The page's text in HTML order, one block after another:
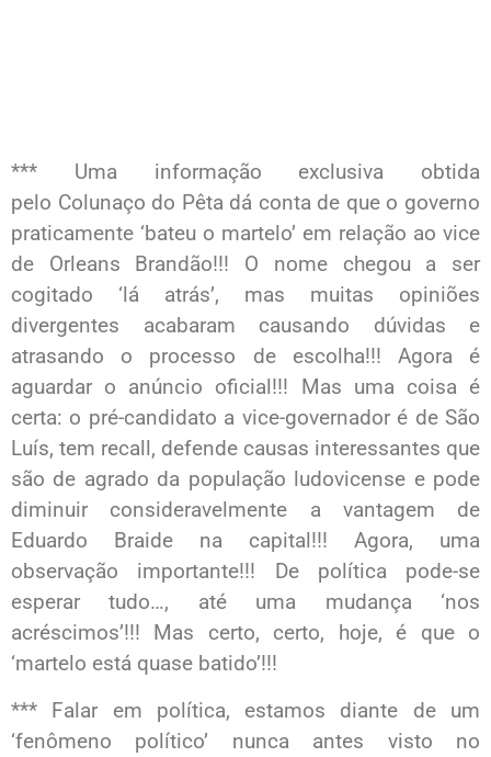
*** Uma informação exclusiva obtida
pelo Colunaço do Pêta dá conta de que o governo
praticamente ‘bateu o martelo’ em relação ao vice
de Orleans Brandão!!! O nome chegou a ser
cogitado ‘lá atrás’, mas muitas opiniões
divergentes acabaram causando dúvidas e
atrasando o processo de escolha!!! Agora é
aguardar o anúncio oficial!!! Mas uma coisa é
certa: o pré-candidato a vice-governador é de São
Luís, tem recall, defende causas interessantes que
são de agrado da população ludovicense e pode
diminuir consideravelmente a vantagem de
Eduardo Braide na capital!!! Agora, uma
observação importante!!! De política pode-se
esperar tudo…, até uma mudança ‘nos
acréscimos’!!! Mas certo, certo, hoje, é que o
‘martelo está quase batido’!!!
*** Falar em política, estamos diante de um
‘fenômeno político’ nunca antes visto no